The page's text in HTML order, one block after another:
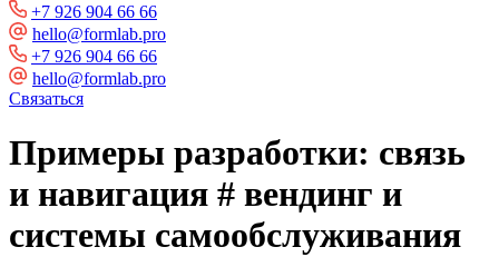
+7 926 904 66 66
hello@formlab.pro
+7 926 904 66 66
hello@formlab.pro
Связаться
Примеры разработки: связь
и навигация # вендинг и
системы самообслуживания